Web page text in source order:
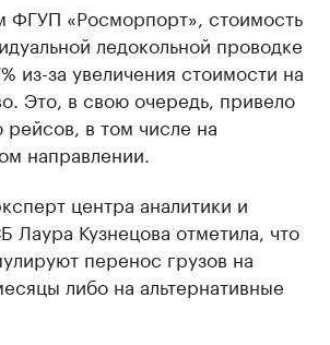
«Росморпорт», стоимость
ледокольной проводке
из-за увеличения стоимости на
Это, в свою очередь, привело
в том числе на
направлении.
центра аналитики и
Лаура Кузнецова отметила, что
перенос грузов на
либо на альтернативные